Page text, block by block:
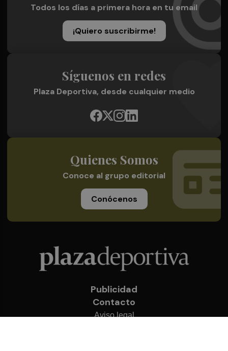
Todos los días a primera hora en tu email
¡Quiero suscribirme!
Síguenos en redes
Plaza Deportiva, desde cualquier medio
Quienes Somos
Conoce al grupo editorial
Conócenos
Publicidad
Contacto
Aviso legal